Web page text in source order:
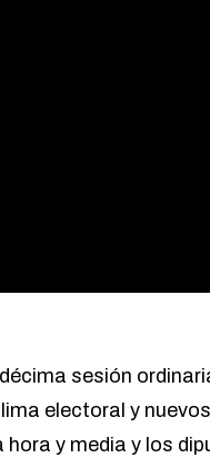
sesión
electoral y
hora y media y los